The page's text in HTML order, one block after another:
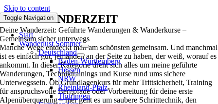
Skip to content
Toggle Navigation
Start
Wanderlust Sommer
Deutschland
Baden-Württemberg
Hessen
NRW
Rheinland-Pfalz
Thüringen
DEINE WANDERZEIT
Deine Wanderzeit: Geführte Wanderungen & Wanderkurse –
Gemeinsam sicher unterwegs
Manche Wege entdeckt man am schönsten gemeinsam. Und manchmal
ist es einfach gut, jemanden an der Seite zu haben, der weiß, worauf es
ankommt. In dieser Kategorie dreht sich alles um meine geführte
Wanderungen, Techniktrainings und Kurse rund ums sichere
Unterwegssein.Ob Grundlagenkurs für mehr Trittsicherheit, Training
für anspruchsvolle Bergpfade oder Vorbereitung für deine erste
Alpenüberquerung – hier geht es um saubere Schritttechnik, den